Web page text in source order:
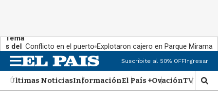
Tema
s del
día:
Conflicto en el puerto Explotaron cajero en Parque Miramar
M
e
n
u
Suscribite al 50% OFFIngresar
Últimas NoticiasInformaciónEl País +OvaciónTV Show
M
o